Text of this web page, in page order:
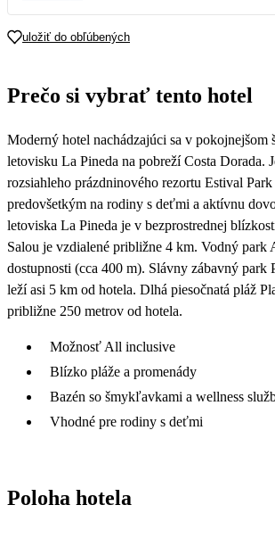
19 20 21 22 23
uložiť do obľúbených
Prečo si vybrať tento hotel
Moderný hotel nachádzajúci sa v pokojnejšom
letovisku La Pineda na pobreží Costa Dorada.
rozsiahleho prázdninového rezortu Estival Park
predovšetkým na rodiny s deťmi a aktívnu
letoviska La Pineda je v bezprostrednej
Salou je vzdialené približne 4 km. Vodný park
dostupnosti (cca 400 m). Slávny zábavný park
leží asi 5 km od hotela. Dlhá piesočnatá pláž
približne 250 metrov od hotela.
Možnosť All inclusive
Blízko pláže a promenády
Bazén so šmykľavkami a wellness
Vhodné pre rodiny s deťmi
Poloha hotela